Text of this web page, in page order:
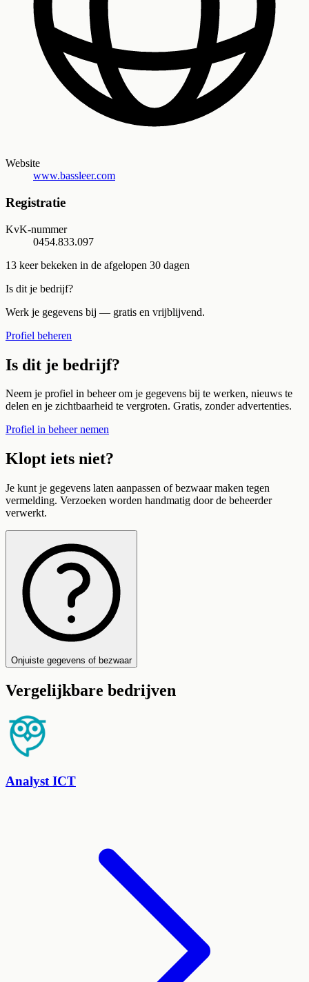
Website
www.bassleer.com
Registratie
KvK-nummer
0454.833.097
13 keer bekeken in de afgelopen 30 dagen
Is dit je bedrijf?
Werk je gegevens bij — gratis en vrijblijvend.
Profiel beheren
Is dit je bedrijf?
Neem je profiel in beheer om je gegevens bij te werken, nieuws te
delen en je zichtbaarheid te vergroten. Gratis, zonder advertenties.
Profiel in beheer nemen
Klopt iets niet?
Je kunt je gegevens laten aanpassen of bezwaar maken tegen
vermelding. Verzoeken worden handmatig door de beheerder
verwerkt.
Onjuiste gegevens of bezwaar
Vergelijkbare bedrijven
Analyst ICT